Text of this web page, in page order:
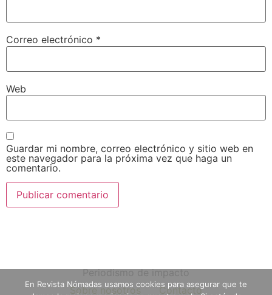
Correo electrónico *
Web
Guardar mi nombre, correo electrónico y sitio web en
este navegador para la próxima vez que haga un
comentario.
Periodismo de impacto
Sobre nosotros
Contacto
En Revista Nómadas usamos cookies para asegurar que te